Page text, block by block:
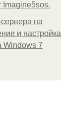
Imagine5sos.
на
и настройка
Windows 7